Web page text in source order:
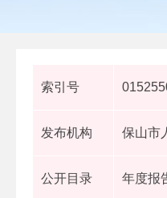
索引号
发布机构 保山市
公开目录 年度报